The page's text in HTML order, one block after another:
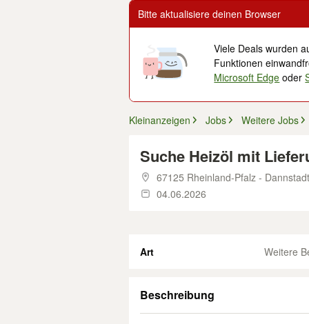
Bitte aktualisiere deinen Browser
Viele Deals wurden
Funktionen
Microsoft Edge oder
Kleinanzeigen Jobs Weitere Jobs
Suche Heizöl mit
67125 Rheinland-Pfalz -
04.06.2026
Art Weitere
Beschreibung